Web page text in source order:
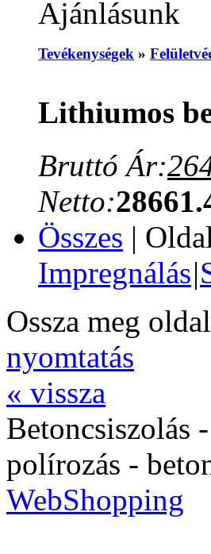
Tevékenységek »
Lithiumos
Bruttó Ár:
Netto:
Összes |
Impregnálás|
Ossza meg
nyomtatás
« vissza
Betoncsiszolás
polírozás -
WebShopping